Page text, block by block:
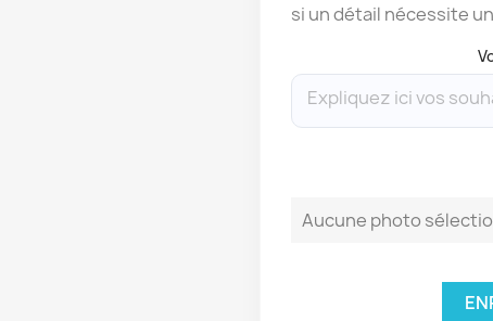
si un détail nécessite
Aucune photo